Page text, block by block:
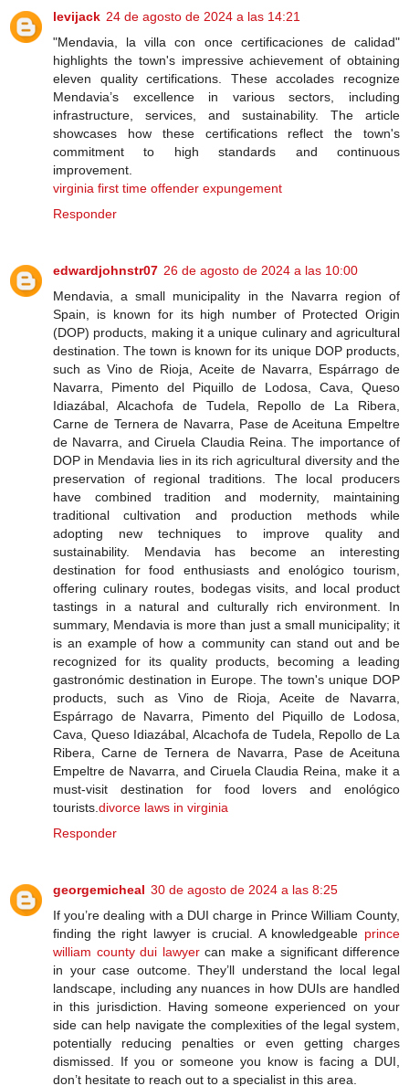
levijack 24 de agosto de 2024 a las 14:21
"Mendavia, la villa con once certificaciones de calidad"
highlights the town's impressive achievement of obtaining
eleven quality certifications. These accolades recognize
Mendavia’s excellence in various sectors, including
infrastructure, services, and sustainability. The article
showcases how these certifications reflect the town's
commitment to high standards and continuous
improvement.
virginia first time offender expungement
Responder
edwardjohnstr07 26 de agosto de 2024 a las 10:00
Mendavia, a small municipality in the Navarra region of
Spain, is known for its high number of Protected Origin
(DOP) products, making it a unique culinary and agricultural
destination. The town is known for its unique DOP products,
such as Vino de Rioja, Aceite de Navarra, Espárrago de
Navarra, Pimento del Piquillo de Lodosa, Cava, Queso
Idiazábal, Alcachofa de Tudela, Repollo de La Ribera,
Carne de Ternera de Navarra, Pase de Aceituna Empeltre
de Navarra, and Ciruela Claudia Reina. The importance of
DOP in Mendavia lies in its rich agricultural diversity and the
preservation of regional traditions. The local producers
have combined tradition and modernity, maintaining
traditional cultivation and production methods while
adopting new techniques to improve quality and
sustainability. Mendavia has become an interesting
destination for food enthusiasts and enológico tourism,
offering culinary routes, bodegas visits, and local product
tastings in a natural and culturally rich environment. In
summary, Mendavia is more than just a small municipality; it
is an example of how a community can stand out and be
recognized for its quality products, becoming a leading
gastronómic destination in Europe. The town's unique DOP
products, such as Vino de Rioja, Aceite de Navarra,
Espárrago de Navarra, Pimento del Piquillo de Lodosa,
Cava, Queso Idiazábal, Alcachofa de Tudela, Repollo de La
Ribera, Carne de Ternera de Navarra, Pase de Aceituna
Empeltre de Navarra, and Ciruela Claudia Reina, make it a
must-visit destination for food lovers and enológico
tourists.divorce laws in virginia
Responder
georgemicheal 30 de agosto de 2024 a las 8:25
If you’re dealing with a DUI charge in Prince William County,
finding the right lawyer is crucial. A knowledgeable prince
william county dui lawyercan make a significant difference
in your case outcome. They’ll understand the local legal
landscape, including any nuances in how DUIs are handled
in this jurisdiction. Having someone experienced on your
side can help navigate the complexities of the legal system,
potentially reducing penalties or even getting charges
dismissed. If you or someone you know is facing a DUI,
don’t hesitate to reach out to a specialist in this area.